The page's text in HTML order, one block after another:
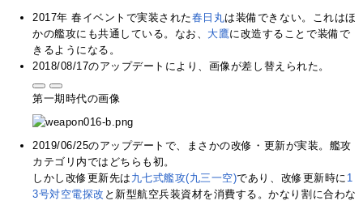
2017年 春イベントで実装された春日丸は装備できない。これはほ
かの艦攻にも共通している。なお、 大鷹に改造することで装備で
きるようになる。
2018/08/17のアップデートにより、画像が差し替えられた。
第一期時代の画像
2019/06/25のアップデートで、まさかの改修・更新が実装。艦攻
カテゴリ内ではどちらも初。
しかし改修更新先は 九七式艦攻(九三一空)であり、改修更新時に 1
3号対空電探改 と新型航空兵装資材を消費する。かなり割に合わな